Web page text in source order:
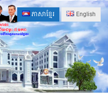
ភាសាខ្មែរ English